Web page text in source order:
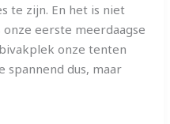
te zijn. En het is niet
eerste meerdaagse
onze tenten
spannend dus, maar